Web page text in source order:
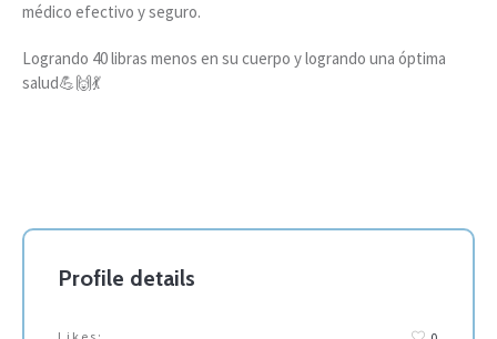
médico efectivo y seguro.
Logrando 40 libras menos en su cuerpo y logrando una óptima
salud💪🙌💃
Profile details